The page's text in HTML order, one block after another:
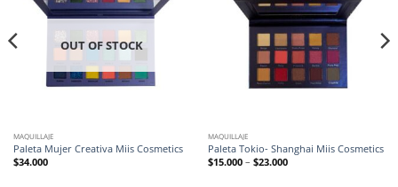
OUT OF STOCK
MAQUILLAJE
Paleta Mujer Creativa Miis Cosmetics
$34.000
MAQUILLAJE
Paleta Tokio- Shanghai Miis Cosmetics
$15.000– $23.000